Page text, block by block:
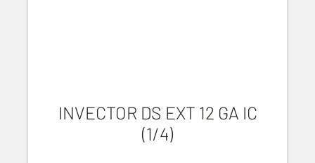
INVECTOR DS EXT 12 GA IC
(1/4)